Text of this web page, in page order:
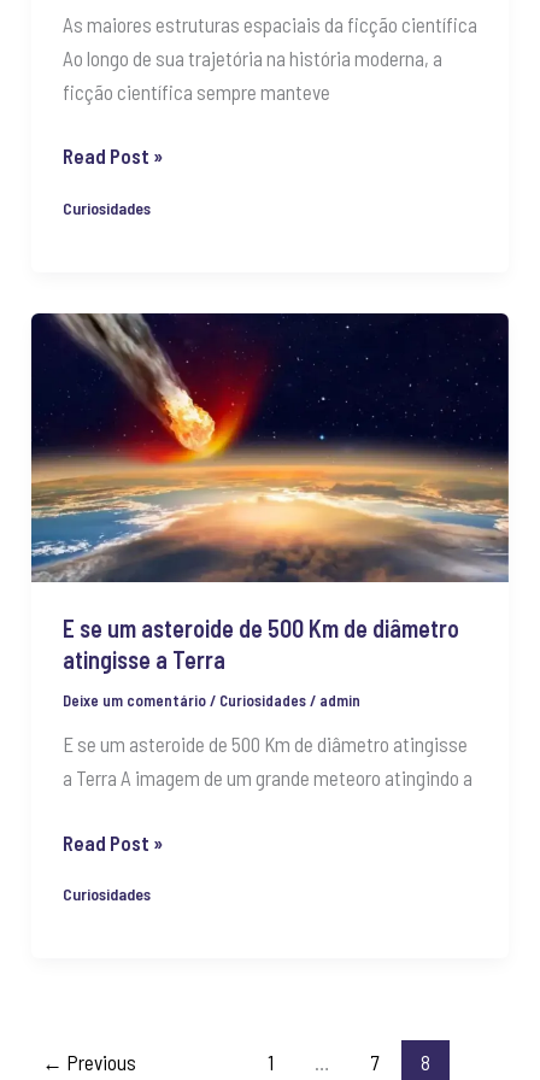
As maiores estruturas espaciais da ficção científica
Ao longo de sua trajetória na história moderna, a
ficção científica sempre manteve
Read Post »
Curiosidades
E se um asteroide de 500 Km de diâmetro
atingisse a Terra
Deixe um comentário / Curiosidades/ admin
E se um asteroide de 500 Km de diâmetro atingisse
a Terra A imagem de um grande meteoro atingindo a
E
um
asteroide
de
500
de
atingisse
a
Terra
Read Post »
Curiosidades
← Previous 1 … 7 8